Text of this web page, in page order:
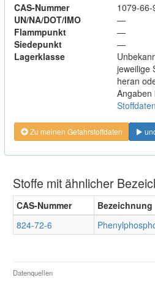
CAS-Nummer
1079-66-
UN/NA/DOT/IMO
—
Flammpunkt
—
Siedepunkt
—
Lagerklasse
jeweilige
heran
Angaben
Zu meinen Gefahrstoffdaten
Stoffe mit ähnlicher
CAS-Nummer Bezeichnung
824-72-6
Datenquellen